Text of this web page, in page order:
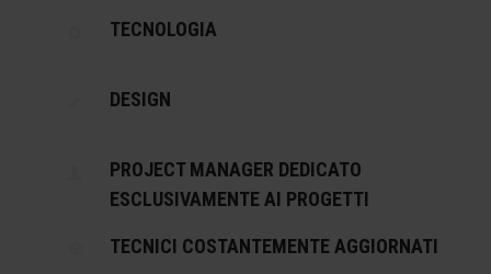
TECNOLOGIA
DESIGN
PROJECT MANAGER DEDICATO
ESCLUSIVAMENTE AI PROGETTI
TECNICI COSTANTEMENTE AGGIORNATI